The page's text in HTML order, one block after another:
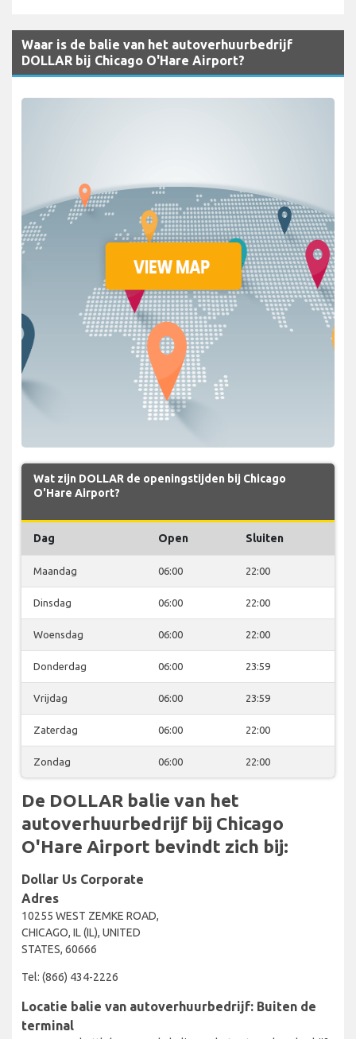
Waar is de balie van het autoverhuurbedrijf
DOLLAR bij Chicago O'Hare Airport?
Wat zijn DOLLAR de openingstijden bij Chicago
O'Hare Airport?
Dag Open Sluiten
Maandag 06:00 22:00
Dinsdag 06:00 22:00
Woensdag 06:00 22:00
Donderdag 06:00 23:59
Vrijdag 06:00 23:59
Zaterdag 06:00 22:00
Zondag 06:00 22:00
De DOLLAR balie van het
autoverhuurbedrijf bij Chicago
O'Hare Airport bevindt zich bij:
Dollar Us Corporate
Adres
10255 WEST ZEMKE ROAD,
CHICAGO, IL (IL), UNITED
STATES, 60666
Tel: (866) 434-2226
Locatie balie van autoverhuurbedrijf: Buiten de
terminal